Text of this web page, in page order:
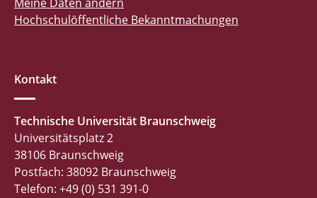
Hochschulöffentliche Bekanntmachungen
Kontakt
Technische Universität Braunschweig
Universitätsplatz 2
38106 Braunschweig
Postfach: 38092 Braunschweig
Telefon: +49 (0) 531 391-0